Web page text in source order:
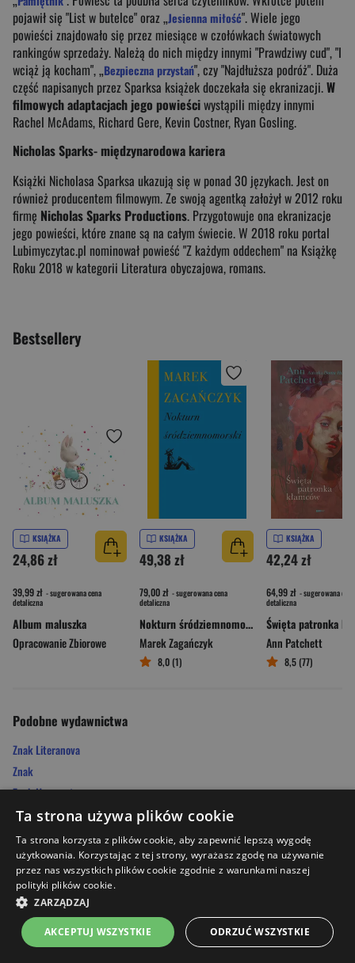
pojawił się "List w butelce" oraz „Jesienna miłość". Wiele jego
powieści znajdowało się przez miesiące w czołówkach światowych
rankingów sprzedaży. Należą do nich między innymi "Prawdziwy cud", "I
wciąż ją kocham", „Bezpieczna przystań", czy "Najdłuższa podróż". Duża
część napisanych przez Sparksa książek doczekała się ekranizacji.W
filmowych adaptacjach jego powieściwystąpili między innymi
Rachel McAdams, Richard Gere, Kevin Costner, Ryan Gosling.
Nicholas Sparks- międzynarodowa kariera
Książki Nicholasa Sparksa ukazują się w ponad 30 językach. Jest on
również producentem filmowym. Ze swoją agentką założył w 2012 roku
firmę Nicholas Sparks Productions. Przygotowuje ona ekranizacje
jego powieści, które znane są na całym świecie. W 2018 roku portal
Lubimyczytac.pl nominował powieść "Z każdym oddechem" na Książkę
Roku 2018 w kategorii Literatura obyczajowa, romans.
Bestsellery
KSIĄŻKA
24,86 zł
39,99 zł - sugerowana cena
detaliczna
Album maluszka
Opracowanie Zbiorowe
KSIĄŻKA
49,38 zł
79,00 zł - sugerowana cena
detaliczna
Nokturn śródziemnomorski
Marek Zagańczyk
8,0 (1)
KSIĄŻKA
42,24 zł
64,99 zł - sugerowana cena
detaliczna
Ann Patchett
8,5 (77)
Podobne wydawnictwa
Znak Literanova
Znak
Znak Horyzont
Mag
Egmont
Otwarte
Znak JednymSłowem
Znak Koncept
Wydawnictwo Literackie
Filia
Ta strona używa plików cookie
Ta strona korzysta z plików cookie, aby zapewnić lepszą wygodę
użytkowania. Korzystając z tej strony, wyrażasz zgodę na używanie
przez nas wszystkich plików cookie zgodnie z warunkami naszej
polityki plików cookie.
ZARZĄDZAJ
AKCEPTUJ WSZYSTKIE ODRZUĆ WSZYSTKIE